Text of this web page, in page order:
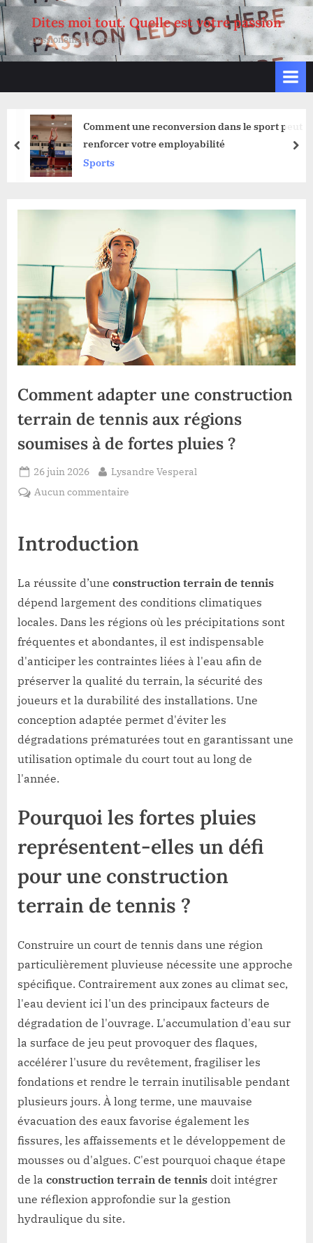
Skip
to
content
Dites moi tout. Quelle est votre passion
passionemaremma.it
Comment une reconversion dans le sport peut
renforcer votre employabilité
Sports
prev
Comment adapter une construction
terrain de tennis aux régions
soumises à de fortes pluies ?
Posted
on
26 juin 2026 By
Lysandre Vesperal
Aucun commentaire
une
de
tennis
aux
régions
à
de
fortes
pluies
Introduction
La réussite d’une construction terrain de tennis
dépend largement des conditions climatiques
locales. Dans les régions où les précipitations sont
fréquentes et abondantes, il est indispensable
d'anticiper les contraintes liées à l'eau afin de
préserver la qualité du terrain, la sécurité des
joueurs et la durabilité des installations. Une
conception adaptée permet d'éviter les
dégradations prématurées tout en garantissant une
utilisation optimale du court tout au long de
l'année.
Pourquoi les fortes pluies
représentent-elles un défi
pour une construction
terrain de tennis ?
Construire un court de tennis dans une région
particulièrement pluvieuse nécessite une approche
spécifique. Contrairement aux zones au climat sec,
l'eau devient ici l'un des principaux facteurs de
dégradation de l'ouvrage. L'accumulation d'eau sur
la surface de jeu peut provoquer des flaques,
accélérer l'usure du revêtement, fragiliser les
fondations et rendre le terrain inutilisable pendant
plusieurs jours. À long terme, une mauvaise
évacuation des eaux favorise également les
fissures, les affaissements et le développement de
mousses ou d'algues. C'est pourquoi chaque étape
de la construction terrain de tennis doit intégrer
une réflexion approfondie sur la gestion
hydraulique du site.